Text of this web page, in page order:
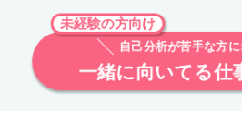
未経験の方向け
自己分析が苦手な方
一緒に向いてる仕